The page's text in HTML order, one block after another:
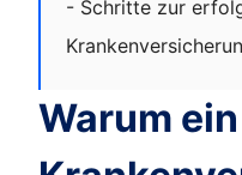
- Schritte zur
Warum